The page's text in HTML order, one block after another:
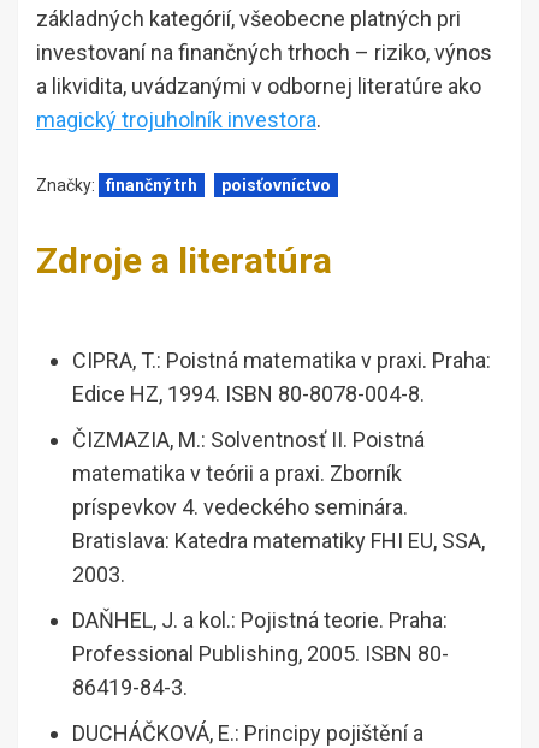
základných kategórií, všeobecne platných pri
investovaní na finančných trhoch – riziko, výnos
a likvidita, uvádzanými v odbornej literatúre ako
magický trojuholník investora.
Značky: finančný trh poisťovníctvo
Zdroje a literatúra
CIPRA, T.: Poistná matematika v praxi. Praha:
Edice HZ, 1994. ISBN 80-8078-004-8.
ČIZMAZIA, M.: Solventnosť II. Poistná
matematika v teórii a praxi. Zborník
príspevkov 4. vedeckého seminára.
Bratislava: Katedra matematiky FHI EU, SSA,
2003.
DAŇHEL, J. a kol.: Pojistná teorie. Praha:
Professional Publishing, 2005. ISBN 80-
86419-84-3.
DUCHÁČKOVÁ, E.: Principy pojištění a